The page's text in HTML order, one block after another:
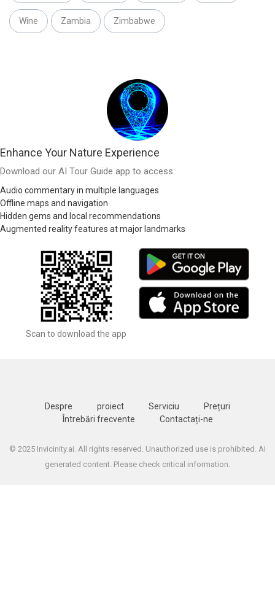
Wine Zambia Zimbabwe
Enhance Your Nature Experience
Download our AI Tour Guide app to access:
Audio commentary in multiple languages
Offline maps and navigation
Hidden gems and local recommendations
Augmented reality features at major landmarks
Scan to download the app
Despre proiect Serviciu
Prețuri
Întrebări frecvente
Contactați-ne
© 2025 Invicinity.ai. All rights reserved. Unauthorized use is prohibited. AI
generated content. Please check critical information.